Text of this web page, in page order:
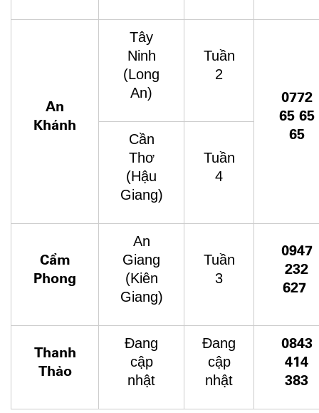
An
Khánh
Tây
Ninh
(Long
An)
Tuần
2
0772
65 65
65
Cần
Thơ
(Hậu
Giang)
Tuần
4
Cẩm
Phong
An
Giang
(Kiên
Giang)
Tuần
3
0947
232
627
Thanh
Thảo
Đang
cập
nhật
Đang
cập
nhật
0843
414
383